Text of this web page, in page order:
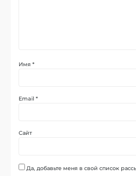
Имя*
Email*
Сайт
Да, добавьте меня в свой список